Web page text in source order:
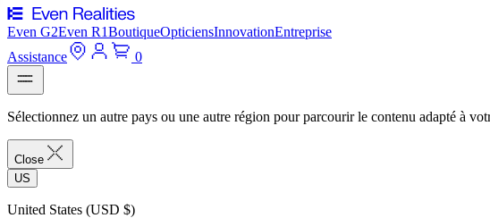
Even G2Even R1BoutiqueOpticiensInnovationEntreprise
Assistance
0
Sélectionnez un autre pays ou une autre région pour parcourir le contenu adapté à
Close
US
United States (USD $)